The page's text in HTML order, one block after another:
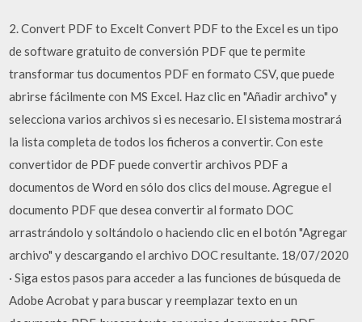
2. Convert PDF to Excelt Convert PDF to the Excel es un tipo
de software gratuito de conversión PDF que te permite
transformar tus documentos PDF en formato CSV, que puede
abrirse fácilmente con MS Excel. Haz clic en "Añadir archivo" y
selecciona varios archivos si es necesario. El sistema mostrará
la lista completa de todos los ficheros a convertir. Con este
convertidor de PDF puede convertir archivos PDF a
documentos de Word en sólo dos clics del mouse. Agregue el
documento PDF que desea convertir al formato DOC
arrastrándolo y soltándolo o haciendo clic en el botón "Agregar
archivo" y descargando el archivo DOC resultante. 18/07/2020
· Siga estos pasos para acceder a las funciones de búsqueda de
Adobe Acrobat y para buscar y reemplazar texto en un